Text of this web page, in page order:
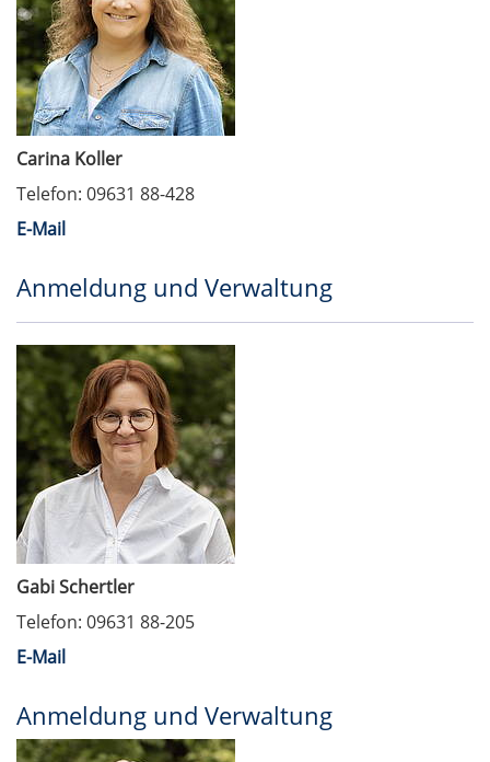
Carina Koller
Telefon: 09631 88-428
E-Mail
Anmeldung und Verwaltung
Gabi Schertler
Telefon: 09631 88-205
E-Mail
Anmeldung und Verwaltung